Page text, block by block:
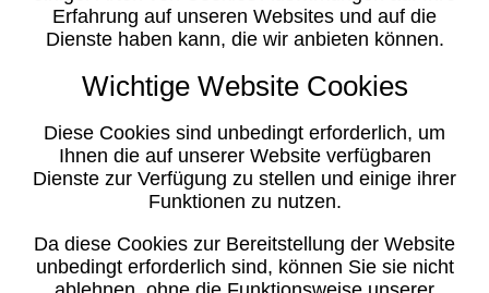
Erfahrung auf unseren Websites und auf die
Dienste haben kann, die wir anbieten können.
Wichtige Website Cookies
Diese Cookies sind unbedingt erforderlich, um
Ihnen die auf unserer Website verfügbaren
Dienste zur Verfügung zu stellen und einige ihrer
Funktionen zu nutzen.
Da diese Cookies zur Bereitstellung der Website
unbedingt erforderlich sind, können Sie sie nicht